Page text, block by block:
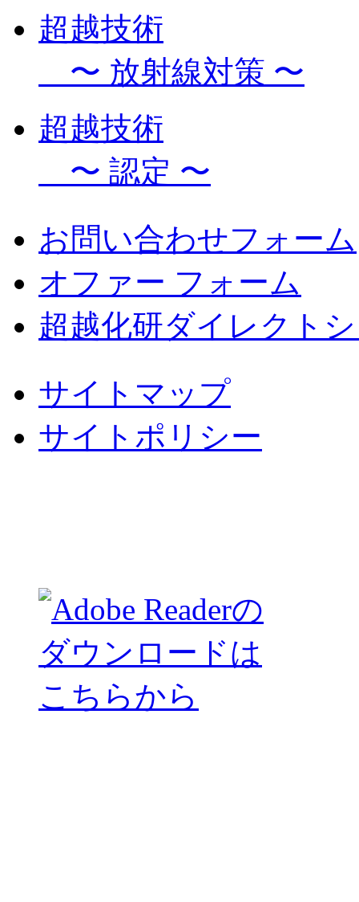
超越技術
〜 放射線対策 〜
超越技術
〜 認定 〜
お問い合わせフォーム
オファー フォーム
超越化研ダイレクト
サイトマップ
サイトポリシー